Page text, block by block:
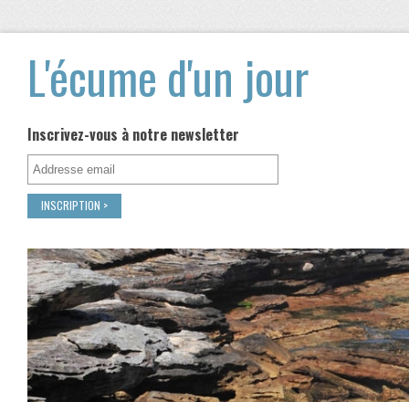
L'écume d'un jour
Inscrivez-vous à notre newsletter